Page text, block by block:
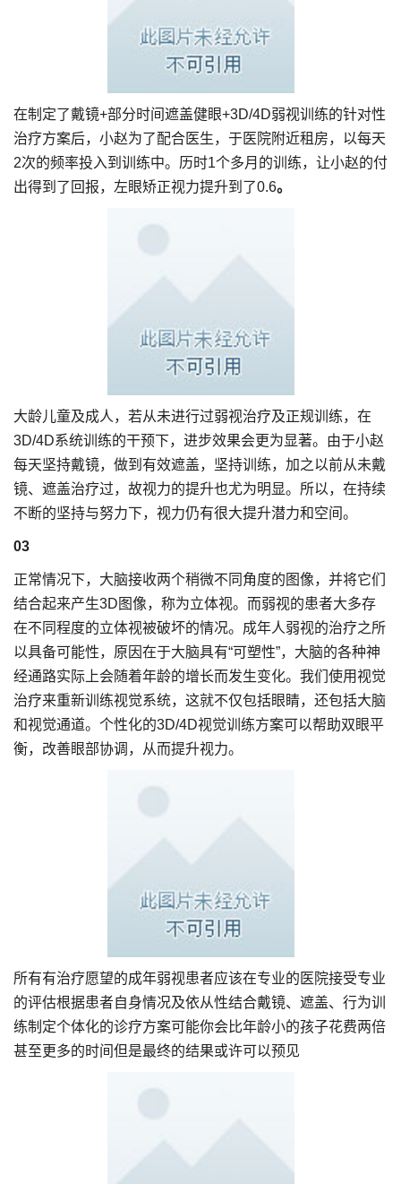
在制定了戴镜+部分时间遮盖健眼+3D/4D弱视训练的针对性
治疗方案后，小赵为了配合医生，于医院附近租房，以每天
2次的频率投入到训练中。历时1个多月的训练，让小赵的付
出得到了回报，左眼矫正视力提升到了0.6。
大龄儿童及成人，若从未进行过弱视治疗及正规训练，在
3D/4D系统训练的干预下，进步效果会更为显著。由于小赵
每天坚持戴镜，做到有效遮盖，坚持训练，加之以前从未戴
镜、遮盖治疗过，故视力的提升也尤为明显。所以，在持续
不断的坚持与努力下，视力仍有很大提升潜力和空间。
03
正常情况下，大脑接收两个稍微不同角度的图像，并将它们
结合起来产生3D图像，称为立体视。而弱视的患者大多存
在不同程度的立体视被破坏的情况。成年人弱视的治疗之所
以具备可能性，原因在于大脑具有“可塑性”，大脑的各种神
经通路实际上会随着年龄的增长而发生变化。我们使用视觉
治疗来重新训练视觉系统，这就不仅包括眼睛，还包括大脑
和视觉通道。个性化的3D/4D视觉训练方案可以帮助双眼平
衡，改善眼部协调，从而提升视力。
所有有治疗愿望的成年弱视患者应该在专业的医院接受专业
的评估根据患者自身情况及依从性结合戴镜、遮盖、行为训
练制定个体化的诊疗方案可能你会比年龄小的孩子花费两倍
甚至更多的时间但是最终的结果或许可以预见